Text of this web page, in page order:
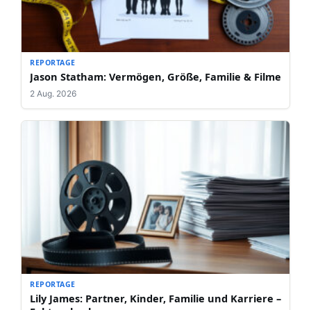
REPORTAGE
Jason Statham: Vermögen, Größe, Familie & Filme
2 Aug. 2026
REPORTAGE
Lily James: Partner, Kinder, Familie und Karriere –